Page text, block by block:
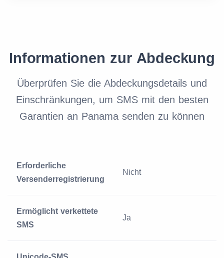
Informationen zur Abdeckung
Überprüfen Sie die Abdeckungsdetails und
Einschränkungen, um SMS mit den besten
Garantien an Panama senden zu können
Erforderliche
Versenderregistrierung
Nicht
Ermöglicht verkettete
SMS
Ja